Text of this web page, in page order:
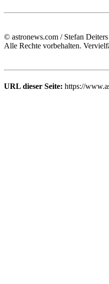
© astronews.com / Stefan
Alle Rechte vorbehalten.
URL dieser Seite: https://